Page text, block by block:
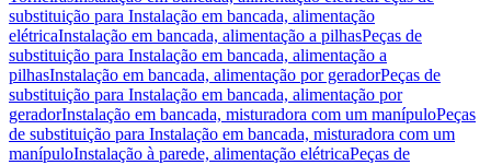
substituição para Instalação em bancada, alimentação
elétricaInstalação em bancada, alimentação a pilhasPeças de
substituição para Instalação em bancada, alimentação a
pilhasInstalação em bancada, alimentação por geradorPeças de
substituição para Instalação em bancada, alimentação por
geradorInstalação em bancada, misturadora com um manípuloPeças
de substituição para Instalação em bancada, misturadora com um
manípuloInstalação à parede, alimentação elétricaPeças de